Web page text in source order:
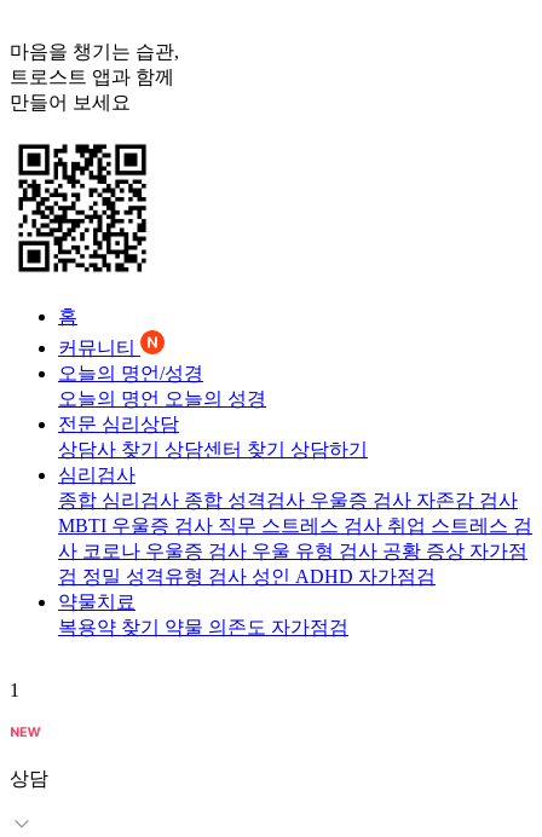
마음을 챙기는 습관,
트로스트 앱과 함께
만들어 보세요
홈
커뮤니티
오늘의 명언/성경
오늘의 명언 오늘의 성경
전문 심리상담
상담사 찾기 상담센터 찾기 상담하기
심리검사
종합 심리검사 종합 성격검사 우울증 검사 자존감 검사
MBTI 우울증 검사 직무 스트레스 검사 취업 스트레스 검
사 코로나 우울증 검사 우울 유형 검사 공황 증상 자가점
검 정밀 성격유형 검사 성인 ADHD 자가점검
약물치료
복용약 찾기 약물 의존도 자가점검
1
상담